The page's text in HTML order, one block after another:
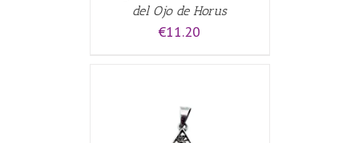
del Ojo de Horus
€11.20